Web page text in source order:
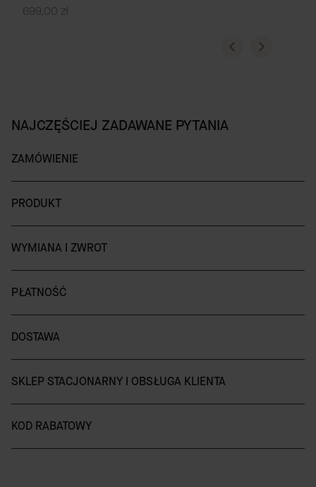
Cena
699,00 zł
NAJCZĘŚCIEJ ZADAWANE PYTANIA
ZAMÓWIENIE
PRODUKT
WYMIANA I ZWROT
PŁATNOŚĆ
DOSTAWA
SKLEP STACJONARNY I OBSŁUGA KLIENTA
KOD RABATOWY